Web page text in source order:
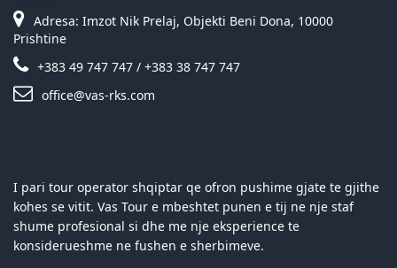
Adresa: Imzot Nik Prelaj, Objekti Beni Dona, 10000
Prishtine
+383 49 747 747 / +383 38 747 747
office@vas-rks.com
I pari tour operator shqiptar qe ofron pushime gjate te gjithe
kohes se vitit. Vas Tour e mbeshtet punen e tij ne nje staf
shume profesional si dhe me nje eksperience te
konsiderueshme ne fushen e sherbimeve.